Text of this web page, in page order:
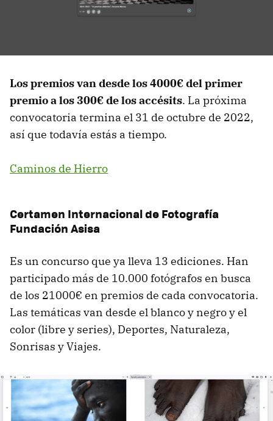
Los premios van desde los 4000€ del primer
premio a los 300€ de los accésits. La próxima
convocatoria termina el 31 de octubre de 2022,
así que todavía estás a tiempo.
Caminos de Hierro
Certamen Internacional de Fotografía
Fundación Asisa
Es un concurso que ya lleva 13 ediciones. Han
participado más de 10.000 fotógrafos en busca
de los 21000€ en premios de cada convocatoria.
Las temáticas van desde el blanco y negro y el
color (libre y series), Deportes, Naturaleza,
Sonrisas y Viajes.